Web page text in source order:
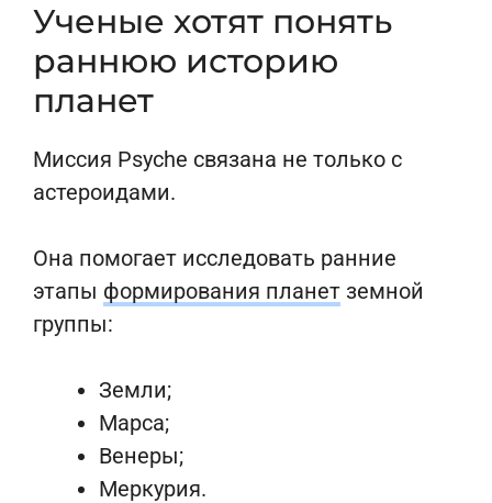
Ученые хотят понять
раннюю историю
планет
Миссия Psyche связана не только с
астероидами.
Она помогает исследовать ранние
этапы формирования планет земной
группы:
Земли;
Марса;
Венеры;
Меркурия.